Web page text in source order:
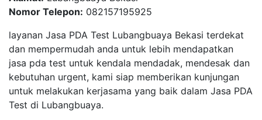
Nomor Telepon: 082157195925
layanan Jasa PDA Test Lubangbuaya Bekasi terdekat
dan mempermudah anda untuk lebih mendapatkan
jasa pda test untuk kendala mendadak, mendesak dan
kebutuhan urgent, kami siap memberikan kunjungan
untuk melakukan kerjasama yang baik dalam Jasa PDA
Test di Lubangbuaya.